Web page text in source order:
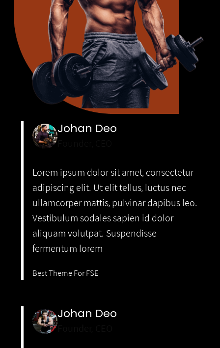
Johan Deo
Founder, CEO
Lorem ipsum dolor sit amet, consectetur
adipiscing elit. Ut elit tellus, luctus nec
ullamcorper mattis, pulvinar dapibus leo.
Vestibulum sodales sapien id dolor
aliquam volutpat. Suspendisse
fermentum lorem
Best Theme For FSE
Johan Deo
Founder, CEO